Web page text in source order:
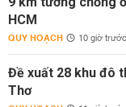
HCM
QUY HOẠCH 10 giờ trước
Đề xuất 28 khu đô
Thơ